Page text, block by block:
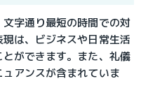
文字通り最短の時間での対
は、ビジネスや日常生活
ができます。また、礼儀
アンスが含まれていま